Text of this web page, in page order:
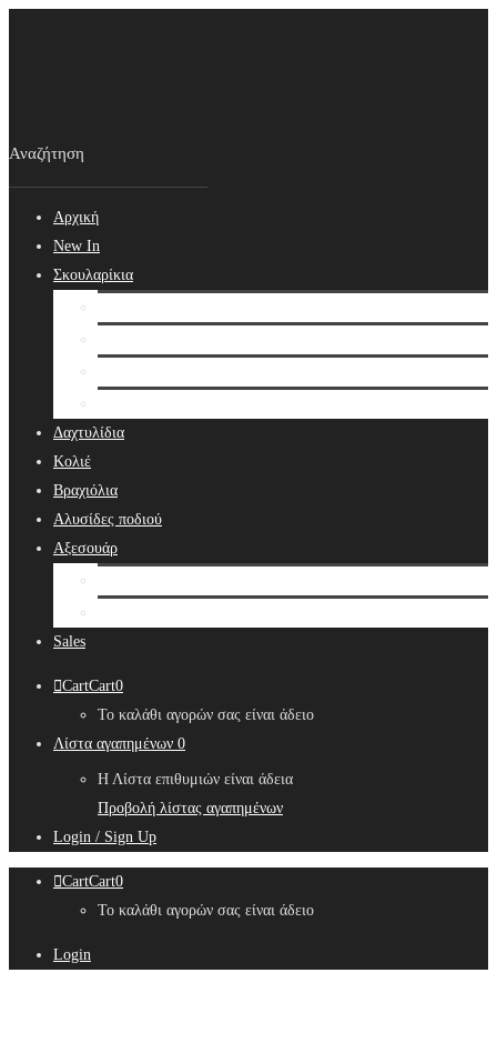
Αρχική
New In
Σκουλαρίκια
Δαχτυλίδια
Κολιέ
Βραχιόλια
Αλυσίδες ποδιού
Αξεσουάρ
Sales
CartCart0
Το καλάθι αγορών σας είναι άδειο
Λίστα αγαπημένων 0
Η Λίστα επιθυμιών είναι άδεια
Προβολή λίστας αγαπημένων
Login / Sign Up
CartCart0
Το καλάθι αγορών σας είναι άδειο
Login